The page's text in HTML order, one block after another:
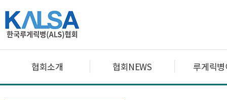
협회소개 협회NEWS 루게릭